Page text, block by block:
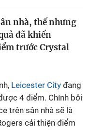
nhà, thế nhưng
đã khiến
trước Crystal
Leicester City đang
4 điểm. Chính bởi
trên sân nhà sẽ là
cải thiện điểm